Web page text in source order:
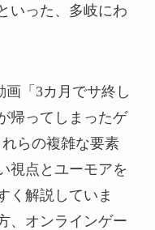
いった、多岐にわ
画「3カ月でサ終し
帰ってしまったゲ
れらの複雑な要素
視点とユーモアを
く解説していま
、オンラインゲー